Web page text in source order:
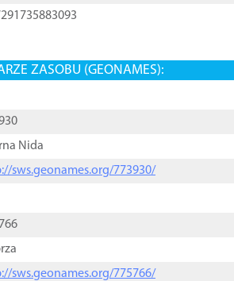
ZASOBU (GEONAMES):
Nida
sws.geonames.org/773930/
sws.geonames.org/775766/